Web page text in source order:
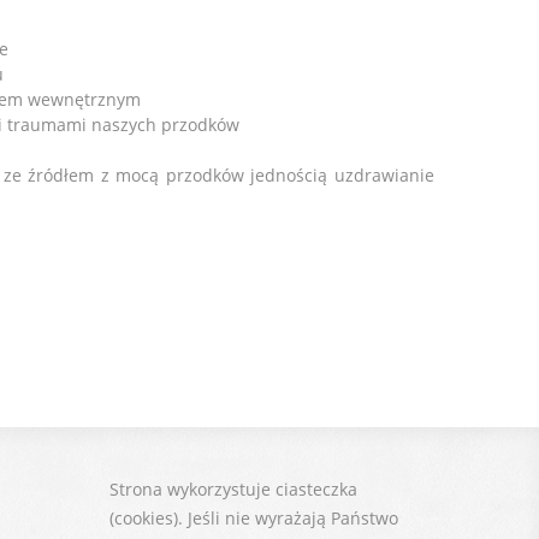
wewnętrznym
naszych przodków
źródłem z mocą przodków jednością uzdrawianie
Strona wykorzystuje ciasteczka
(cookies). Jeśli nie wyrażają Państwo